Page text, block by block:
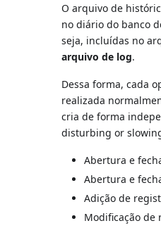
O arquivo de
no diário do banco
seja, incluídas no
arquivo de log.
Dessa forma, cada
realizada
cria de forma
disturbing or
Abertura e
Abertura e
Adição de
Modificação de